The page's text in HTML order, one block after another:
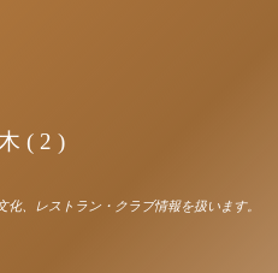
( 2 )
、レストラン・クラブ情報を扱います。